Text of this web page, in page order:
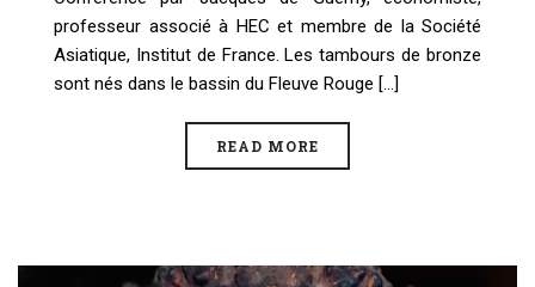
professeur associé à HEC et membre de la Société
Asiatique, Institut de France. Les tambours de bronze
sont nés dans le bassin du Fleuve Rouge [...]
READ MORE